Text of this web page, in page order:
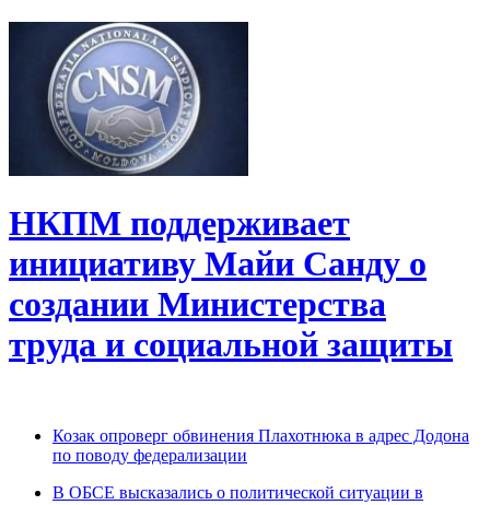
НКПМ поддерживает
инициативу Майи Санду о
создании Министерства
труда и социальной защиты
Козак опроверг обвинения Плахотнюка в адрес Додона
по поводу федерализации
В ОБСЕ высказались о политической ситуации в